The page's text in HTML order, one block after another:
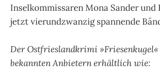
Inselkommissaren Mona Sander
jetzt vierundzwanzig spannende
Der Ostfrieslandkrimi »Friesenkugel«
bekannten Anbietern erhältlich wie: